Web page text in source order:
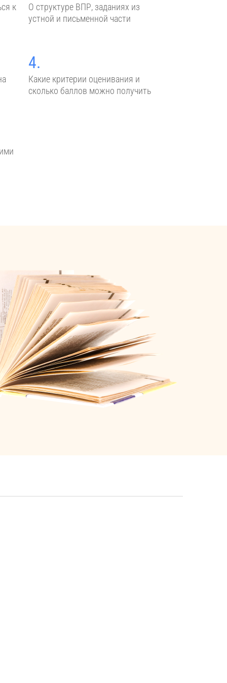
к
О структуре ВПР, заданиях из
устной и письменной части
4.
Какие критерии оценивания и
сколько баллов можно получить